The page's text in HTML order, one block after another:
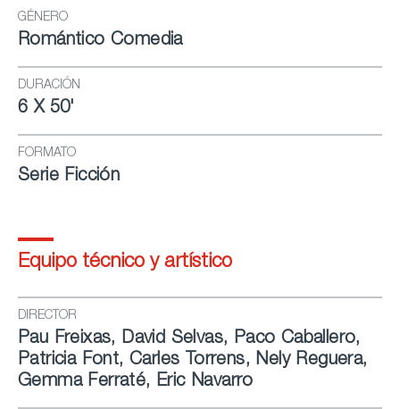
GÉNERO
Romántico Comedia
DURACIÓN
6 X 50'
FORMATO
Serie Ficción
Equipo técnico y artístico
DIRECTOR
Pau Freixas, David Selvas, Paco Caballero,
Patricia Font, Carles Torrens, Nely Reguera,
Gemma Ferraté, Eric Navarro